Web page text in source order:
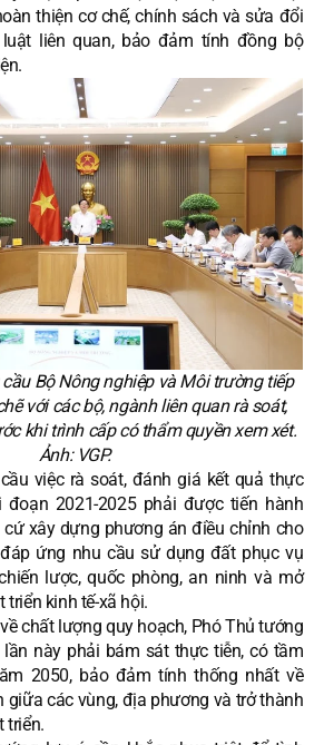
thiện cơ chế, chính sách và sửa đổi
liên quan, bảo đảm tính đồng bộ
Bộ Nông nghiệp và Môi trường tiếp
với các bộ, ngành liên quan rà soát,
khi trình cấp có thẩm quyền xem xét.
Ảnh: VGP.
việc rà soát, đánh giá kết quả thực
đoạn 2021-2025 phải được tiến hành
xây dựng phương án điều chỉnh cho
ứng nhu cầu sử dụng đất phục vụ
lược, quốc phòng, an ninh và mở
triển kinh tế-xã hội.
chất lượng quy hoạch, Phó Thủ tướng
này phải bám sát thực tiễn, có tầm
2050, bảo đảm tính thống nhất về
giữa các vùng, địa phương và trở thành
triển.